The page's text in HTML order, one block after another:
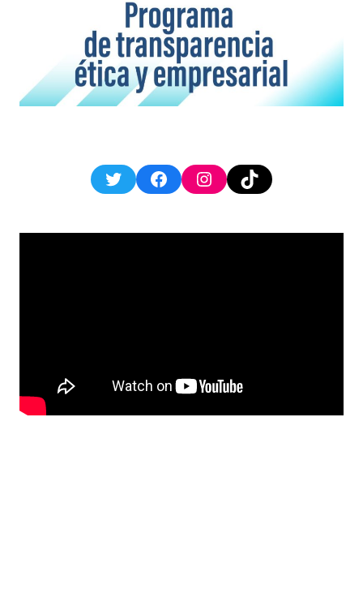
TwitterFacebookInstagram
TikTok